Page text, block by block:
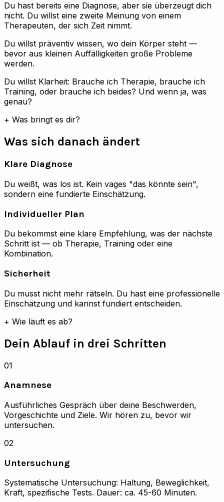
Du hast bereits eine Diagnose, aber sie überzeugt dich
nicht. Du willst eine zweite Meinung von einem
Therapeuten, der sich Zeit nimmt.
Du willst präventiv wissen, wo dein Körper steht —
bevor aus kleinen Auffälligkeiten große Probleme
werden.
Du willst Klarheit: Brauche ich Therapie, brauche ich
Training, oder brauche ich beides? Und wenn ja, was
genau?
+ Was bringt es dir?
Was sich danach ändert
Klare Diagnose
Du weißt, was los ist. Kein vages "das könnte sein",
sondern eine fundierte Einschätzung.
Individueller Plan
Du bekommst eine klare Empfehlung, was der nächste
Schritt ist — ob Therapie, Training oder eine
Kombination.
Sicherheit
Du musst nicht mehr rätseln. Du hast eine professionelle
Einschätzung und kannst fundiert entscheiden.
+ Wie läuft es ab?
Dein Ablauf in drei Schritten
01
Anamnese
Ausführliches Gespräch über deine Beschwerden,
Vorgeschichte und Ziele. Wir hören zu, bevor wir
untersuchen.
02
Untersuchung
Systematische Untersuchung: Haltung, Beweglichkeit,
Kraft, spezifische Tests. Dauer: ca. 45-60 Minuten.